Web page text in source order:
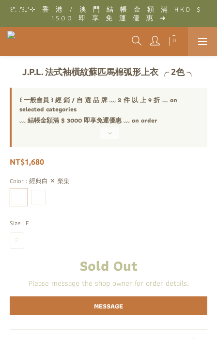
꒰ᐢ. .ᐢ꒱₊˚⊹　結　帳　金　額　滿　T W D　$　3 0 0 0　即　享
免　運　優　惠　➜
꒰ᐢ. .ᐢ꒱₊˚⊹　香　港　/　澳　門　結　帳　金　額　滿　H K D　$
1 5 0 0　即　享　免　運　優　惠　➜
꒰ᐢ. .ᐢ꒱₊˚⊹　結　帳　金　額　滿　T W D　$　3 0 0 0　即　享
免　運　優　惠　➜
J.P.L. 法式袖橫紋蘇匹馬棉弧形上衣 ╭ 2色 ╮
꒰ 一般會員 ꒱ 經 銷 / 自 選 品 牌 ﹏ 2 件 以 上 9 折 ﹏ on
selected categories
﹏ 結帳金額滿 $ 3000 即享免運優惠 ﹏ on order
NT$1,680
Color : 經典白 ✕ 柴染
Size : F
F
Sold Out
Please message the shop owner for order details.
MESSAGE